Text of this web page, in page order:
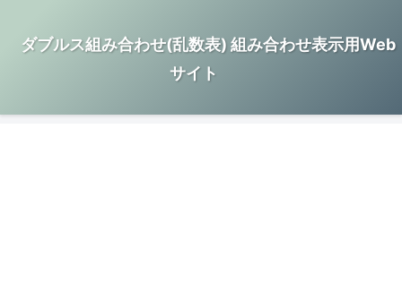
ダブルス組み合わせ(乱数表) 組み合わせ表示用Web
サイト